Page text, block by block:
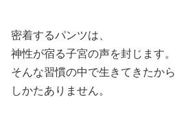
密着するパンツは、
神性が宿る子宮の声を封じます。
そんな習慣の中で生きてきたから
しかたありません。